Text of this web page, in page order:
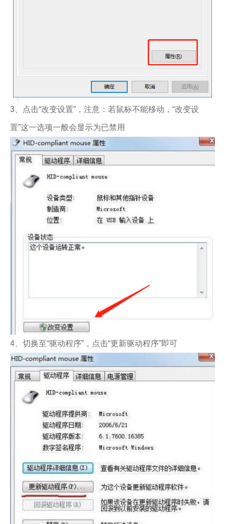
3、点击“改变设置”，注意：若鼠标不能移动，“改变设
置”这一选项一般会显示为已禁用
4、切换至“驱动程序”，点击“更新驱动程序”即可